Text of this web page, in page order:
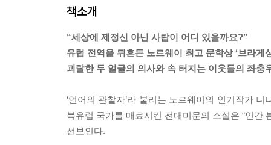
책소개
“세상에 제정신 아닌 사람이 어디 있을까요?”
유럽 전역을 뒤흔든 노르웨이 최고 문학상 ‘브라게
괴랄한 두 얼굴의 의사와 속 터지는 이웃들의 좌충
‘언어의 관찰자’라 불리는 노르웨이의 인기작가
북유럽 국가를 매료시킨 전대미문의 소설은 “인간
선보인다.